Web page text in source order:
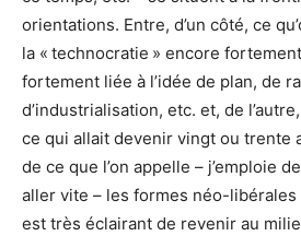
orientations. Entre, d’un côté, ce
la « technocratie » encore
fortement liée à l’idée de plan, de
d’industrialisation, etc. et, de
ce qui allait devenir vingt ou trente
de ce que l’on appelle – j’emploie
aller vite – les formes néo-libérales
est très éclairant de revenir au